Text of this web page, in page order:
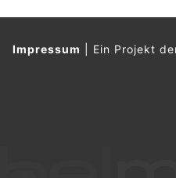
Impressum Ein Projekt